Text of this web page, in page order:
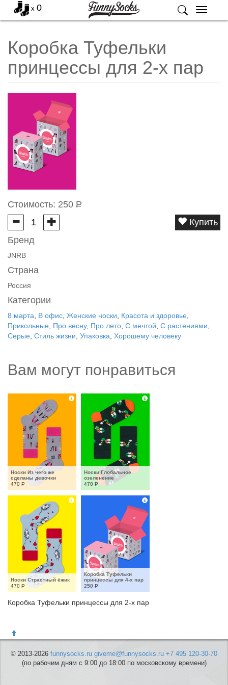
Меню
x 0
Коробка Туфельки
принцессы для 2-х пар
Стоимость: 250 Р
Купить
Бренд
JNRB
Страна
Россия
Категории
8 марта В офис Женские носки Красота и здоровье
Прикольные
Про весну, Про лето С мечтой С растениями
Серые Стиль жизни Упаковка Хорошему человеку
Вам могут понравиться
Носки Из чего же
сделаны девочки
470 Р
Носки Глобальное
озеленение
470 Р
Носки Страстный ёжик
470 Р
Коробка Туфельки
принцессы для 4-х пар
250 Р
Коробка Туфельки принцессы для 2-х пар
© 2013-2026 funnysocks.ru giveme@funnysocks.ru +7 495 120-30-70
(по рабочим дням с 9:00 до 18:00 по московскому времени)